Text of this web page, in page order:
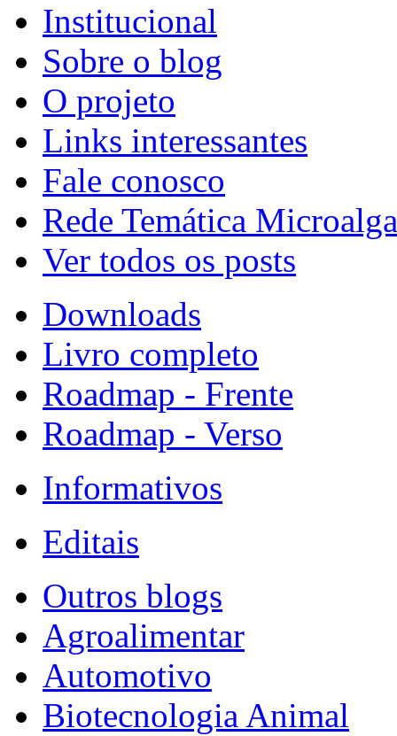
Institucional
Sobre o blog
O projeto
Links interessantes
Fale conosco
Rede Temática
Ver todos os posts
Downloads
Livro completo
Roadmap - Frente
Roadmap - Verso
Informativos
Editais
Outros blogs
Agroalimentar
Automotivo
Biotecnologia Animal